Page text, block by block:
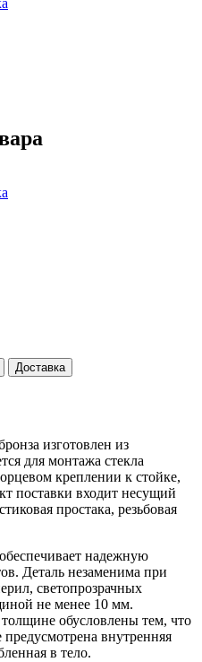
Доставка
изготовлен из
для монтажа стекла
креплении к стойке,
поставки входит несущий
простака, резьбовая
надежную
Деталь незаменима при
светопрозрачных
не менее 10 мм.
обусловлены тем, что
внутренняя
в тело.